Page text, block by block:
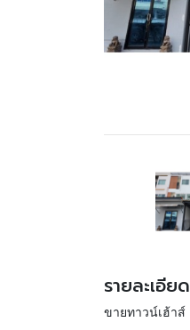
รายละเอียด
ขายทาวน์เฮ้า